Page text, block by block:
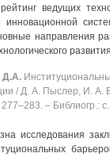
ведущих
инновационной
направления
Д.А.
/ Д. А. Пыслер, И. А.
277‒283. ‒ Библиогр.:
исследования